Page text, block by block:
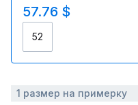
57.76 $
52
1 размер на примерку